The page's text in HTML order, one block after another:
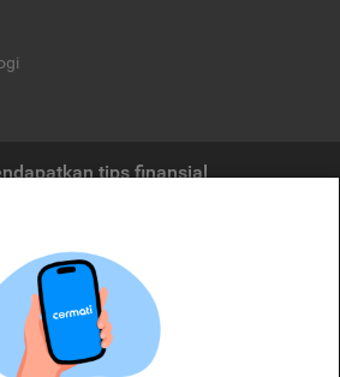
tips finansial
agregasi jasa keuangan yang terdaftar di
dan/atau layanan jasa keuangan yang
produk dan/atau layanan jasa keuangan yang
Cermati tidak bertanggung jawab atas tuntutan